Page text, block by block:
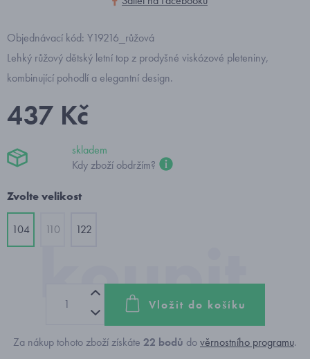
Objednávací kód: Y19216_růžová
Lehký růžový dětský letní top z prodyšné viskózové pleteniny,
kombinující pohodlí a elegantní design.
437 Kč
skladem
Kdy zboží obdržím?
Zvolte velikost
104 110 122
Vložit do košíku
Za nákup tohoto zboží získáte 22 bodů dověrnostního programu.